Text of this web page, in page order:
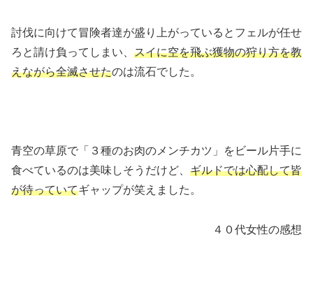
討伐に向けて冒険者達が盛り上がっているとフェルが任せ
ろと請け負ってしまい、 スイに空を飛ぶ獲物の狩り方を教
えながら全滅させたのは流石でした。
青空の草原で「３種のお肉のメンチカツ」をビール片手に
食べているのは美味しそうだけど、 ギルドでは心配して皆
が待っていてギャップが笑えました。
４０代女性の感想